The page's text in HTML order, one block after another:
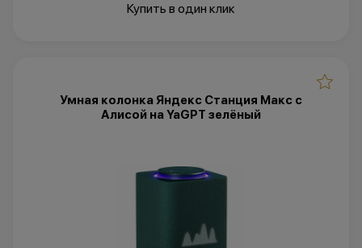
Купить в один клик
Умная колонка Яндекс Станция Макс с
Алисой на YaGPT зелёный